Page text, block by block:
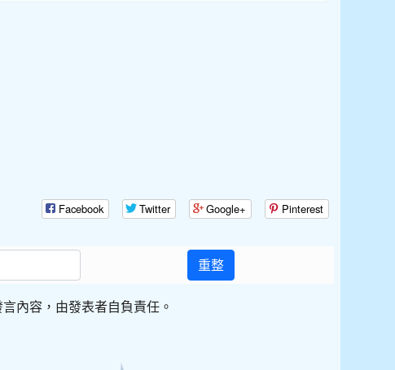
Facebook Twitter Google+ Pinterest
重整
內容，由發表者自負責任。